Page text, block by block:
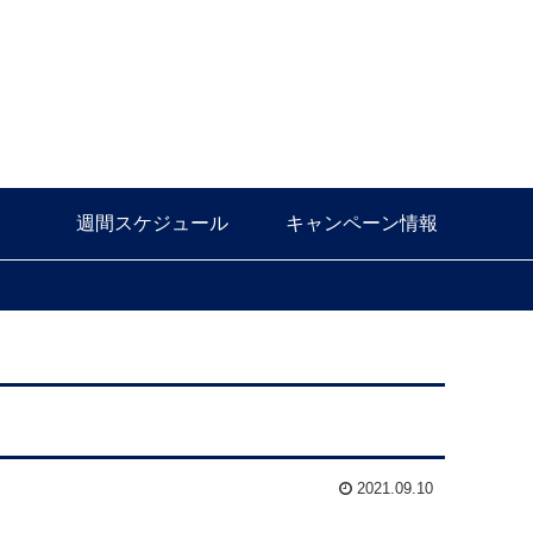
週間スケジュール キャンペーン情報
2021.09.10